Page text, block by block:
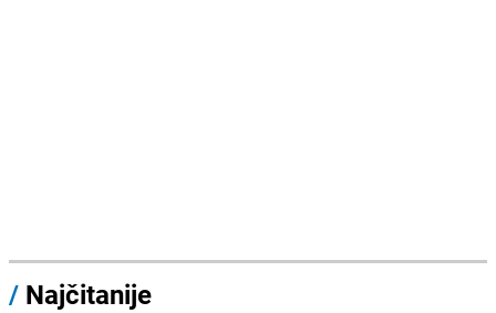
/ Najčitanije